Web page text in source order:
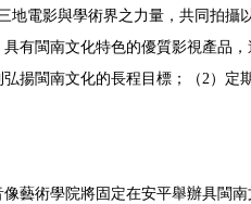
地電影與學術界之力量，共同拍攝
有閩南文化特色的優質影視產品
揚閩南文化的長程目標；（ 2 ）定
藝術學院將固定在安平舉辦具閩